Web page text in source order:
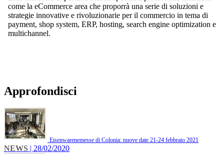
come la eCommerce area che proporrà una serie di soluzioni e
strategie innovative e rivoluzionarie per il commercio in tema di
payment, shop system, ERP, hosting, search engine optimization e
multichannel.
Approfondisci
Eisenwarenemesse di Colonia: nuove date 21-24 febbraio 2021
NEWS | 28/02/2020